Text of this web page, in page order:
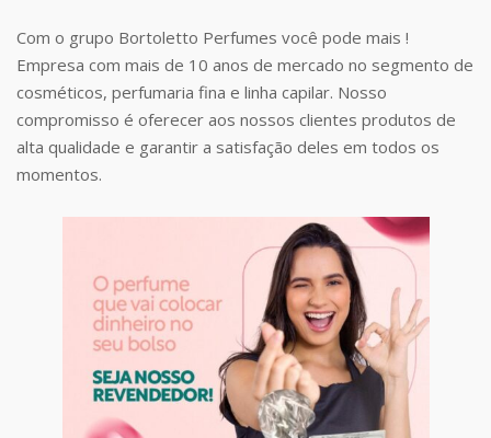
Com o grupo Bortoletto Perfumes você pode mais !
Empresa com mais de 10 anos de mercado no segmento de
cosméticos, perfumaria fina e linha capilar. Nosso
compromisso é oferecer aos nossos clientes produtos de
alta qualidade e garantir a satisfação deles em todos os
momentos.